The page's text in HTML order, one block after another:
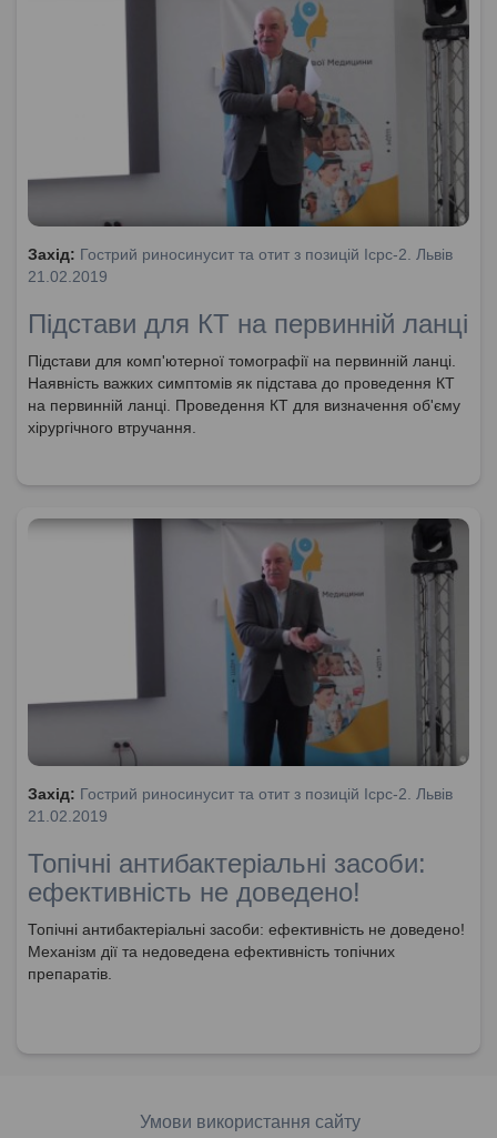
Захід: Гострий риносинусит та отит з позицій Icpc-2. Львів
21.02.2019
Підстави для КТ на первинній ланці
Підстави для комп'ютерної томографії на первинній ланці.
Наявність важких симптомів як підстава до проведення КТ
на первинній ланці. Проведення КТ для визначення об'єму
хірургічного втручання.
Захід: Гострий риносинусит та отит з позицій Icpc-2. Львів
21.02.2019
Топічні антибактеріальні засоби:
ефективність не доведено!
Топічні антибактеріальні засоби: ефективність не доведено!
Механізм дії та недоведена ефективність топічних
препаратів.
Умови використання сайту